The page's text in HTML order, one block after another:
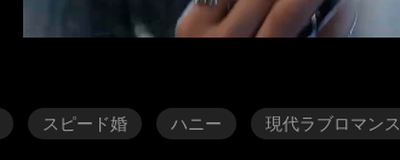
スピード婚 ハニー 現代ラブロマンス